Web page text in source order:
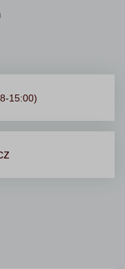
15:00)